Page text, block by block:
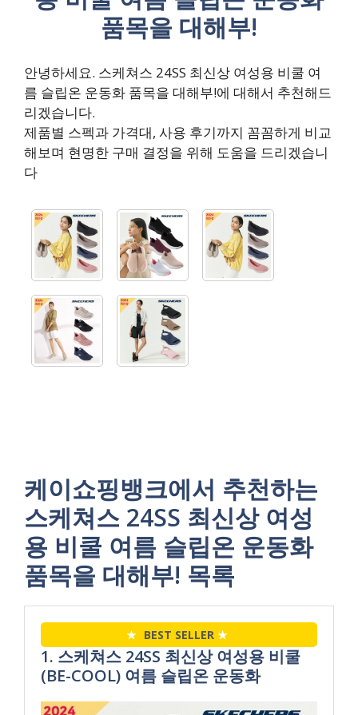
품목을 대해부!
안녕하세요. 스케쳐스 24SS 최신상 여성용 비쿨 여
름 슬립온 운동화 품목을 대해부!에 대해서 추천해드
리겠습니다.
제품별 스펙과 가격대, 사용 후기까지 꼼꼼하게 비교
해보며 현명한 구매 결정을 위해 도움을 드리겠습니
다
케이쇼핑뱅크에서 추천하는
스케쳐스 24SS 최신상 여성
용 비쿨 여름 슬립온 운동화
품목을 대해부! 목록
★ BEST SELLER ★
1. 스케쳐스 24SS 최신상 여성용 비쿨
(BE-COOL) 여름 슬립온 운동화